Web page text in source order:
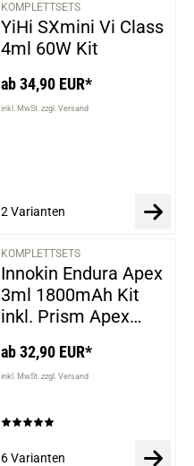
VARIANTEN
KOMPLETTSETS
YiHi SXmini Vi Class
4ml 60W Kit
ab 34,90 EUR*
inkl. MwSt. zzgl. Versand
2 Varianten
KOMPLETTSETS
Innokin Endura Apex
3ml 1800mAh Kit
inkl. Prism Apex
ab 32,90 EUR*
inkl. MwSt. zzgl. Versand
6 Varianten